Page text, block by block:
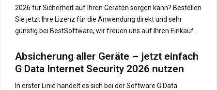
2026 für Sicherheit auf Ihren Geräten sorgen kann? Bestellen
Sie jetzt Ihre Lizenz für die Anwendung direkt und sehr
günstig bei BestSoftware, wir freuen uns auf Ihren Einkauf.
Absicherung aller Geräte – jetzt einfach
G Data Internet Security 2026 nutzen
In erster Linie handelt es sich bei der Software G Data